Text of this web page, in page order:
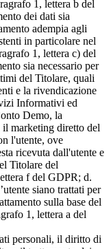
1, lettera b del
dei dati sia
adempia agli
in particolare nel
1, lettera c) del
sia necessario per
del Titolare, quali
e la rivendicazione
Informativi ed
Demo, la
marketing diretto del
l'utente, ove
ricevuta dall'utente e
Titolare del
f del GDPR; d.
siano trattati per
sulla base del
1, lettera a del
personali, il diritto di